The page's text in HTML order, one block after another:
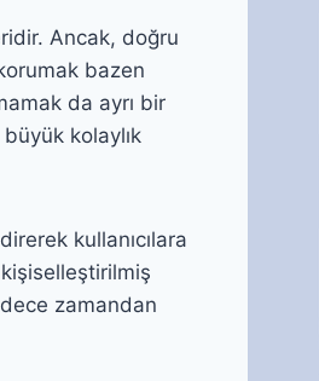
Ancak, doğru
bazen
da ayrı bir
kolaylık
kullanıcılara
zamandan